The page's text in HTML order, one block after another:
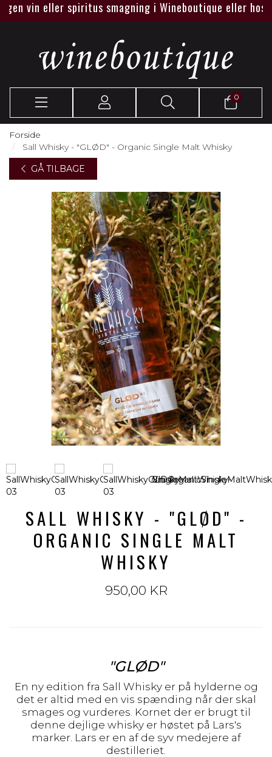
eller spiritus smagning i Wineboutique eller hos jer.
0
Forside
Sall Whisky - "GLØD" - Organic Single Malt Whisky
GÅ TILBAGE
SALL WHISKY - "GLØD" -
ORGANIC SINGLE MALT
WHISKY
950,00 KR
"GLØD"
En ny edition fra Sall Whisky er på hylderne og
det er altid med en vis spænding når der skal
smages og vurderes. Kornet der er brugt til
denne dejlige whisky er høstet på Lars's
marker. Lars er en af de syv medejere af
destilleriet.